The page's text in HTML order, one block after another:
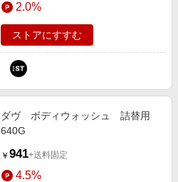
ィ（旧ドットエスティ）
2.0%
ストアにすすむ
ダヴ ボディウォッシュ 詰替用
640G
￥ 941+送料固定
4.5%